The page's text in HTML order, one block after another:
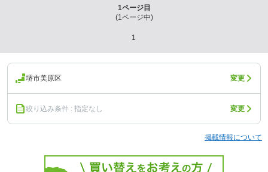
1ページ目
(1ページ中)
1
堺市美原区 変更
絞り込み条件 : 指定なし 変更
掲載情報について